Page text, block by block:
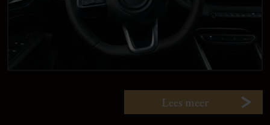
Lees meer